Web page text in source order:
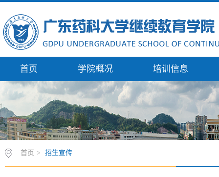
首页 学院概况 培训信息
首页 > 招生宣传